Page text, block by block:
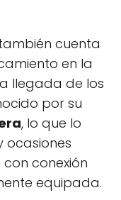
cuenta
en la
llegada de los
por su
, lo que lo
conexión
equipada.